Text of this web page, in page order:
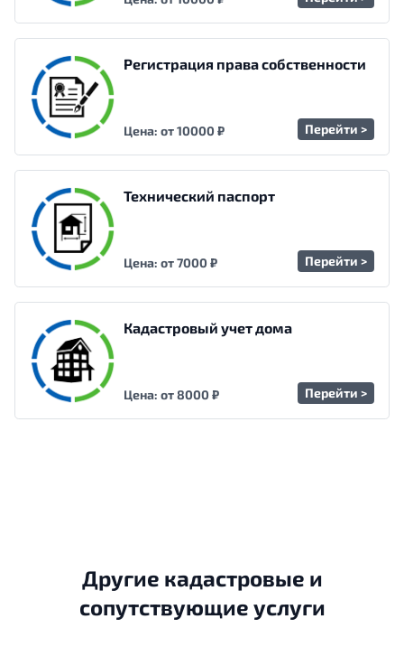
Регистрация права собственности
Цена: от 10000 ₽ Перейти >
Технический паспорт
Цена: от 7000 ₽ Перейти >
Кадастровый учет дома
Цена: от 8000 ₽ Перейти >
Другие кадастровые и
сопутствующие услуги